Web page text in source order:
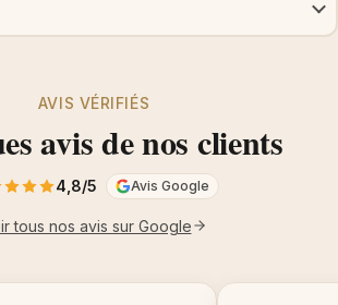
AVIS VÉRIFIÉS
avis de nos clients
4,8/5 Avis Google
tous nos avis sur Google